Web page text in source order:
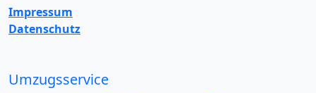
Impressum
Datenschutz
Umzugsservice